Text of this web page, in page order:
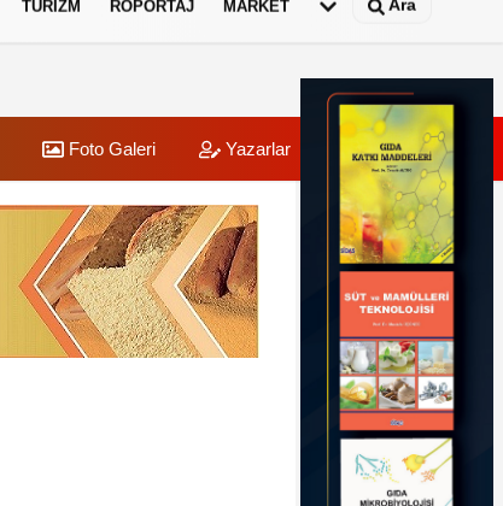
TURIZM RÖPORTAJ MARKET Ara
Foto Galeri Yazarlar Üye Paneli